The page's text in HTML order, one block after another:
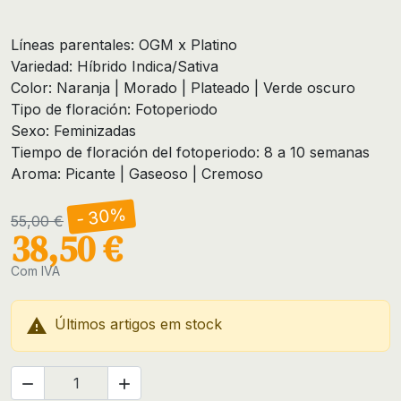
Líneas parentales: OGM x Platino
Variedad: Híbrido Indica/Sativa
Color: Naranja | Morado | Plateado | Verde oscuro
Tipo de floración: Fotoperiodo
Sexo: Feminizadas
Tiempo de floración del fotoperiodo: 8 a 10 semanas
Aroma: Picante | Gaseoso | Cremoso
55,00 € - 30%
38,50 €
Com IVA
 Últimos artigos em stock
 